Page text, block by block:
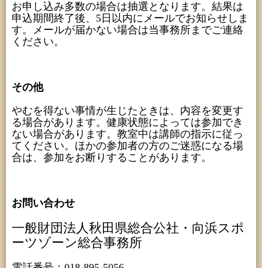
お申し込み多数の場合は抽選となります。結果は
申込期間終了後、5日以内にメールでお知らせしま
す。メールが届かない場合は当事務所までご連絡
ください。
その他
やむを得ない事情が生じたときは、内容を変更す
る場合があります。健康状態によっては参加でき
ない場合があります。教室中は講師の指示に従っ
てください。ほかの参加者の方のご迷惑になる場
合は、参加をお断りすることがあります。
お問い合わせ
一般財団法人秋田県総合公社・向浜スポ
ーツゾーン総合事務所